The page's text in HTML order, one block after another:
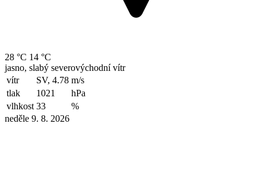
28 °C 14 °C
jasno, slabý severovýchodní vítr
vítr
SV, 4.78 m/s
tlak
1021
hPa
vlhkost 33
%
neděle 9. 8. 2026